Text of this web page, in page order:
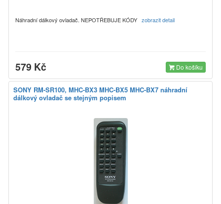
Náhradní dálkový ovladač. NEPOTŘEBUJE KÓDY zobrazit detail
579 Kč Do košíku
SONY RM-SR100, MHC-BX3 MHC-BX5 MHC-BX7 náhradní
dálkový ovladač se stejným popisem